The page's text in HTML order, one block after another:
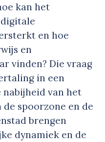
kan het
en hoe
en
vinden? Die vraag
in een
nabijheid van het
spoorzone en de
brengen
dynamiek en de